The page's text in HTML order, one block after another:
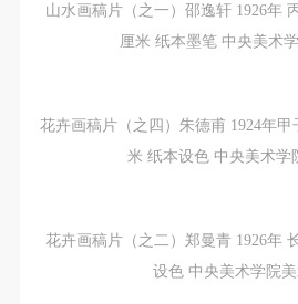
山水画稿片（之一）邵逸轩 1926年
厘米 纸本墨笔 中央美术
花卉画稿片（之四）朱德甫 1924年
米 纸本设色 中央美术学
花卉画稿片（之二）郑曼青 1926年
设色 中央美术学院